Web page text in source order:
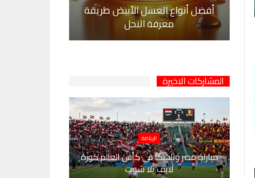
أفضل أنواع العسل الأبيض طريقة
معرفة النحل
المشاركات الاخيرة
الرياضة
مباراة مصر وبلجيكا في كأس العالم كورة
لايف يلا شوت